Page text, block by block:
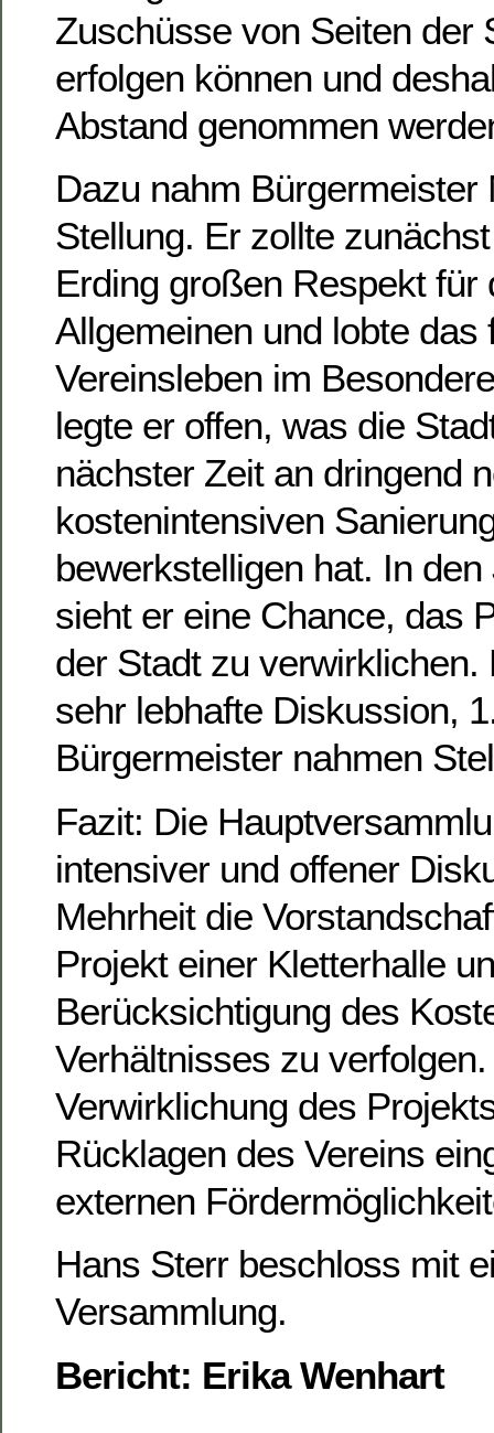
Zuschüsse von Seiten der
erfolgen können und
Abstand genommen
Dazu nahm Bürgermeister
Stellung. Er zollte
Erding großen Respekt für
Allgemeinen und lobte das
Vereinsleben im
legte er offen, was die
nächster Zeit an dringend
kostenintensiven
bewerkstelligen hat. In
sieht er eine Chance, das
der Stadt zu verwirklichen.
sehr lebhafte Diskussion,
Bürgermeister nahmen
Fazit: Die
intensiver und offener
Mehrheit die
Projekt einer Kletterhalle
Berücksichtigung des
Verhältnisses zu
Verwirklichung des
Rücklagen des Vereins
externen
Hans Sterr beschloss mit
Versammlung.
Bericht: Erika Wenhart